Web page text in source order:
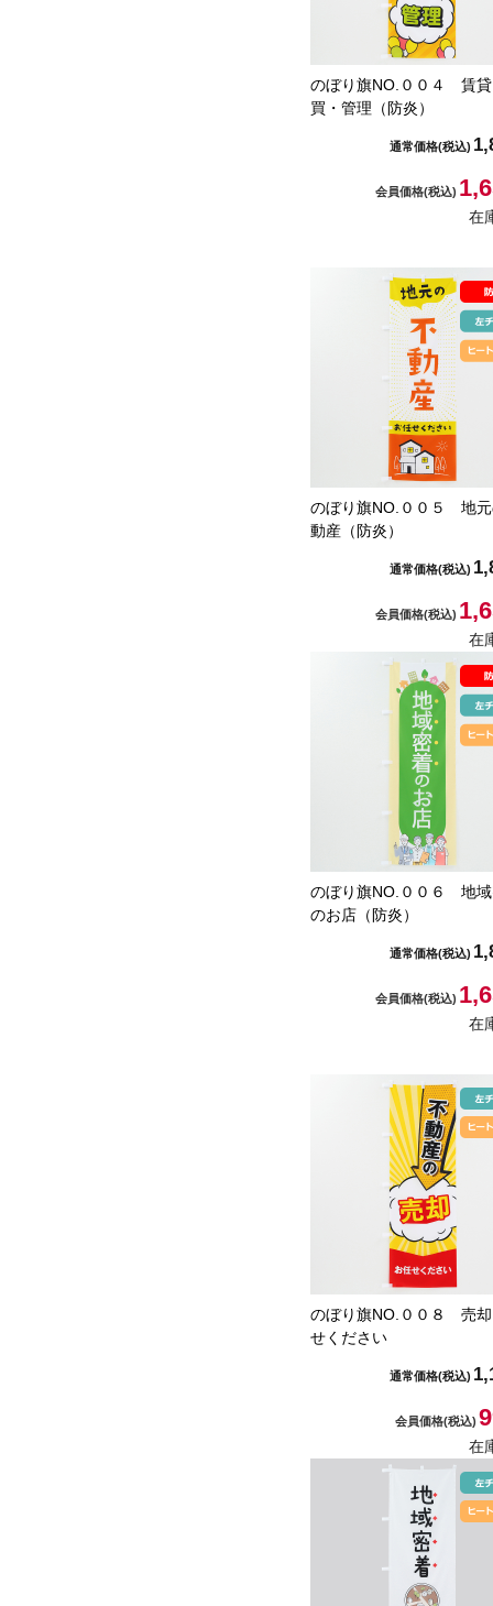
のぼり旗NO.００４ 賃
買・管理（防炎）
通常価格(税込)
会員価格(税込)
在
のぼり旗NO.００５ 地
動産（防炎）
通常価格(税込)
会員価格(税込)
在
のぼり旗NO.００６ 地
のお店（防炎）
通常価格(税込)
会員価格(税込)
在
のぼり旗NO.００８ 売
せください
通常価格(税込)
会員価格(税込)
在